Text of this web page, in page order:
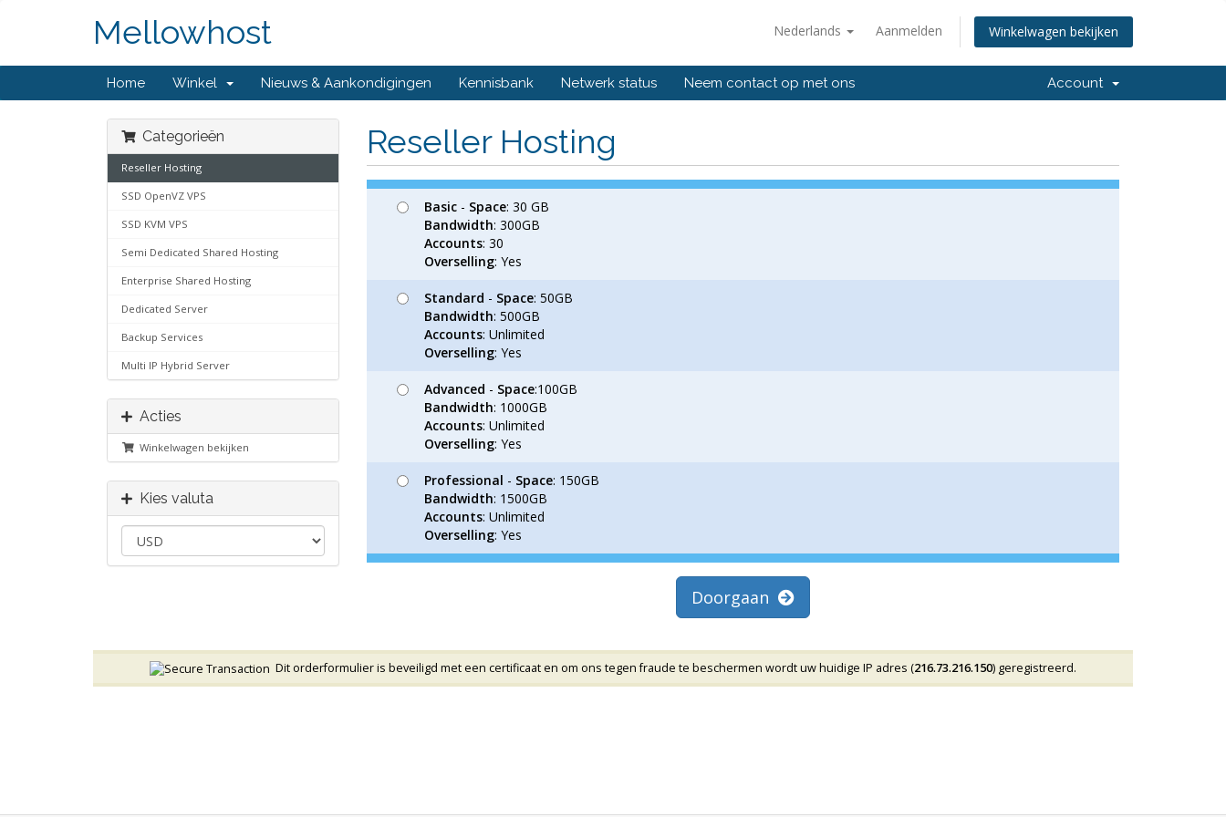
Nederlands Aanmelden Winkelwagen bekijken
Mellowhost
Home Winkel Nieuws & Aankondigingen Kennisbank Netwerk status Neem contact op met ons Account
Reseller Hosting
Categorieën
Reseller Hosting
SSD OpenVZ VPS
SSD KVM VPS
Semi Dedicated Shared Hosting
Enterprise Shared Hosting
Dedicated Server
Backup Services
Multi IP Hybrid Server
Acties
Winkelwagen bekijken
Kies valuta
Basic - Space: 30 GB
Bandwidth: 300GB
Accounts: 30
Overselling: Yes
Standard - Space: 50GB
Bandwidth: 500GB
Accounts: Unlimited
Overselling: Yes
Advanced - Space:100GB
Bandwidth: 1000GB
Accounts: Unlimited
Overselling: Yes
Professional - Space: 150GB
Bandwidth: 1500GB
Accounts: Unlimited
Overselling: Yes
Doorgaan
Dit orderformulier is beveiligd met een certificaat en om ons tegen fraude te beschermen wordt uw huidige IP adres (216.73.216.150) geregistreerd.